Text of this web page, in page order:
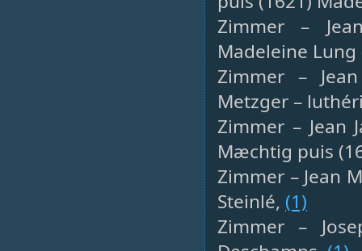
Zimmer –
Madeleine
Zimmer –
Metzger –
Zimmer – Jean
Mæchtig puis
Zimmer – Jean
Steinlé, (1)
Zimmer –